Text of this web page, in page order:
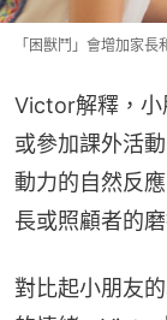
「困獸鬥」會增加家長
Victor解釋，小
或參加課外活
動力的自然反
長或照顧者的
對比起小朋友